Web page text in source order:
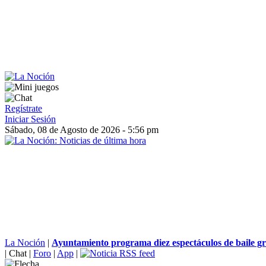
Regístrate
Iniciar Sesión
Sábado, 08 de Agosto de 2026 - 5:56 pm
La Noción | Ayuntamiento programa diez espectáculos de baile
| Chat | Foro | App |